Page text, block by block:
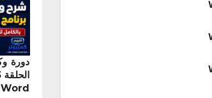
Word بالكامل للمبتدئين